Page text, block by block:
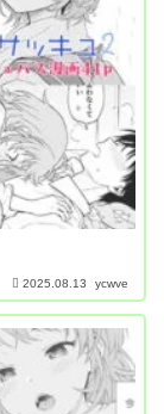
2025.08.13 ycwve